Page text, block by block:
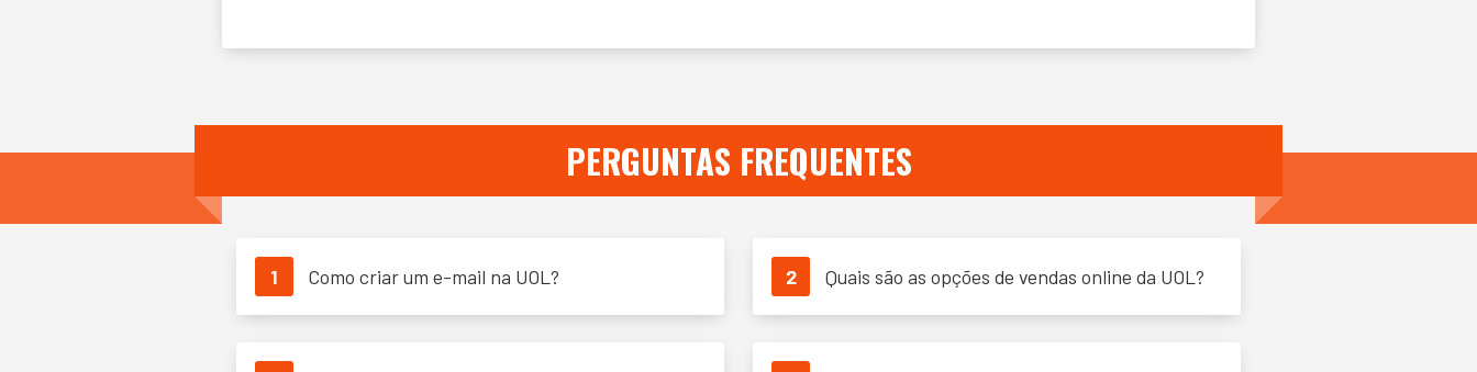
PERGUNTAS FREQUENTES
1 Como criar um e-mail na UOL? 2 Quais são as opções de vendas online da UOL?